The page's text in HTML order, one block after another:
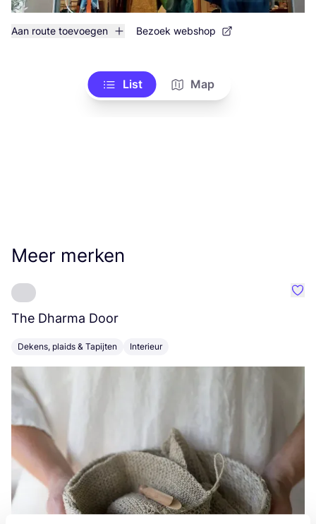
Aan route toevoegen Bezoek webshop
List Map
Meer merken
The Dharma Door
Dekens, plaids & Tapijten Interieur